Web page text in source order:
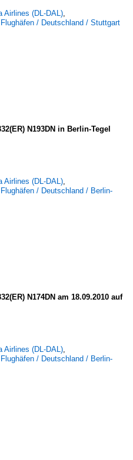
Airlines (DL-DAL),
Flughäfen / Deutschland / Stuttgart
N193DN in Berlin-Tegel
Airlines (DL-DAL),
Flughäfen / Deutschland / Berlin-
N174DN am 18.09.2010 auf
Airlines (DL-DAL),
Flughäfen / Deutschland / Berlin-